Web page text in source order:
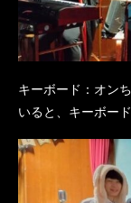
キーボード：オン
いると、キーボー